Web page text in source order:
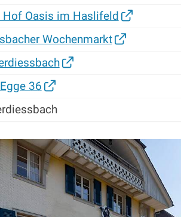
Hof Oasis im Haslifeld
Wochenmarkt
36